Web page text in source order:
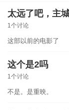
太远了吧，主
1个讨论
这部以前的电影了
这个是2吗
1个讨论
不是。是重映。